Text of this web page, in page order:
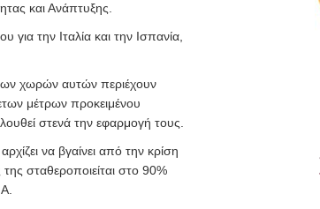
και Ανάπτυξης.
την Ιταλία και την Ισπανία,
χωρών αυτών περιέχουν
μέτρων προκειμένου
στενά την εφαρμογή τους.
να βγαίνει από την κρίση
σταθεροποιείται στο 90%